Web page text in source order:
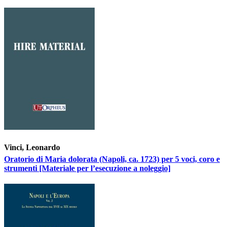
Vinci, Leonardo
Oratorio di Maria dolorata (Napoli, ca. 1723) per 5 voci, coro e
strumenti [Materiale per l’esecuzione a noleggio]